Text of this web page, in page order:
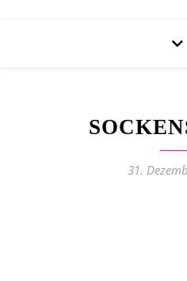
31.